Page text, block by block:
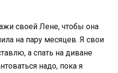
своей Лене, чтобы она
на пару месяцев. Я свои
а спать на диване
надо, пока я